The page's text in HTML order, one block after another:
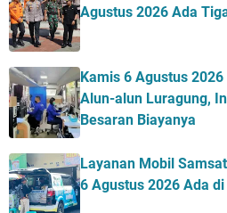
Agustus 2026 Ada
Kamis 6 Agustus
Alun-alun Luragung,
Besaran Biayanya
Layanan Mobil
6 Agustus 2026 Ada